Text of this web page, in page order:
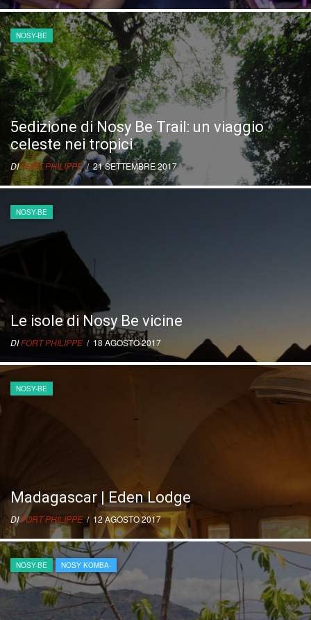
NOSY-BE
5edizione di Nosy Be Trail: un viaggio
celeste nei tropici
DIFORT PHILIPPE/ 21 SETTEMBRE 2017
NOSY-BE
Le isole di Nosy Be vicine
DIFORT PHILIPPE/ 18 AGOSTO 2017
NOSY-BE
Madagascar | Eden Lodge
DIFORT PHILIPPE/ 12 AGOSTO 2017
NOSY-BE NOSY KOMBA-